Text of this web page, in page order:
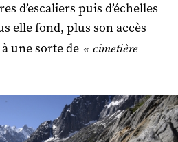
d’escaliers puis d’échelles
elle fond, plus son accès
une sorte de« cimetière